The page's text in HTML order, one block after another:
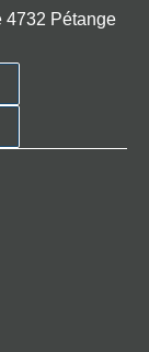
4732 Pétange